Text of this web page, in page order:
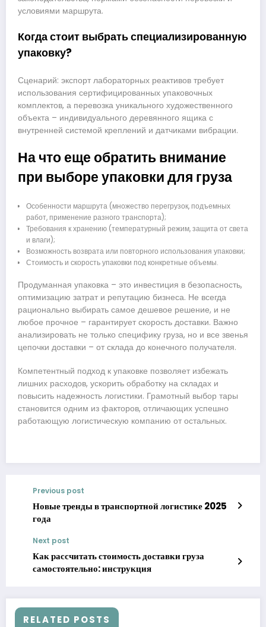
условиями маршрута.
Когда стоит выбрать специализированную
упаковку?
Сценарий: экспорт лабораторных реактивов требует
использования сертифицированных упаковочных
комплектов, а перевозка уникального художественного
объекта – индивидуального деревянного ящика с
внутренней системой креплений и датчиками вибрации.
На что еще обратить внимание
при выборе упаковки для груза
Особенности маршрута (множество перегрузок, подъемных
работ, применение разного транспорта);
Требования к хранению (температурный режим, защита от света
и влаги);
Возможность возврата или повторного использования упаковки;
Стоимость и скорость упаковки под конкретные объемы.
Продуманная упаковка – это инвестиция в безопасность,
оптимизацию затрат и репутацию бизнеса. Не всегда
рационально выбирать самое дешевое решение, и не
любое прочное – гарантирует скорость доставки. Важно
анализировать не только специфику груза, но и все звенья
цепочки доставки – от склада до конечного получателя.
Компетентный подход к упаковке позволяет избежать
лишних расходов, ускорить обработку на складах и
повысить надежность логистики. Грамотный выбор тары
становится одним из факторов, отличающих успешно
работающую логистическую компанию от остальных.
Previous post
Новые тренды в транспортной логистике 2025
года
Next post
Как рассчитать стоимость доставки груза
самостоятельно: инструкция
RELATED POSTS